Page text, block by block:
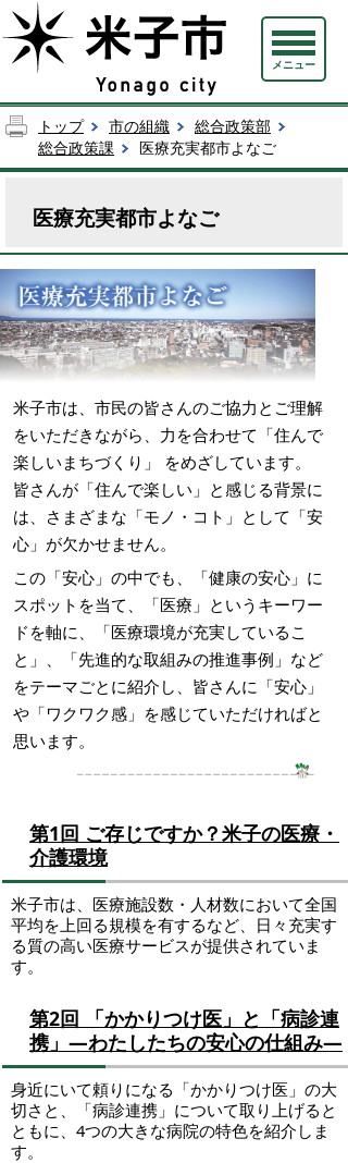
メニュー
トップ 市の組織
総合政策部
総合政策課
医療充実都市よなご
医療充実都市よなご
米子市は、市民の皆さんのご協力とご理解
をいただきながら、力を合わせて「住んで
楽しいまちづくり」 をめざしています。
皆さんが「住んで楽しい」と感じる背景に
は、さまざまな「モノ・コト」として「安
心」が欠かせません。
この「安心」の中でも、「健康の安心」に
スポットを当て、「医療」というキーワー
ドを軸に、「医療環境が充実しているこ
と」、「先進的な取組みの推進事例」など
をテーマごとに紹介し、皆さんに「安心」
や「ワクワク感」を感じていただければと
思います。
第1回 ご存じですか？米子の医療・
介護環境
米子市は、医療施設数・人材数において全国
平均を上回る規模を有するなど、日々充実す
る質の高い医療サービスが提供されていま
す。
第2回 「かかりつけ医」と「病診連
携」―わたしたちの安心の仕組み―
身近にいて頼りになる「かかりつけ医」の大
切さと、「病診連携」について取り上げると
ともに、4つの大きな病院の特色を紹介しま
す。